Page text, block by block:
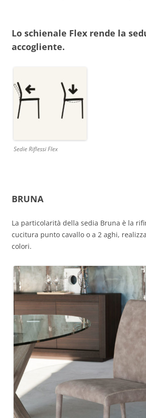
Lo schienale Flex rende la
accogliente.
Sedie Riflessi Flex
BRUNA
La particolarità della sedia Bruna è la
cucitura punto cavallo o a 2 aghi,
colori.